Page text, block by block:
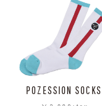
POZESSION SOCKS